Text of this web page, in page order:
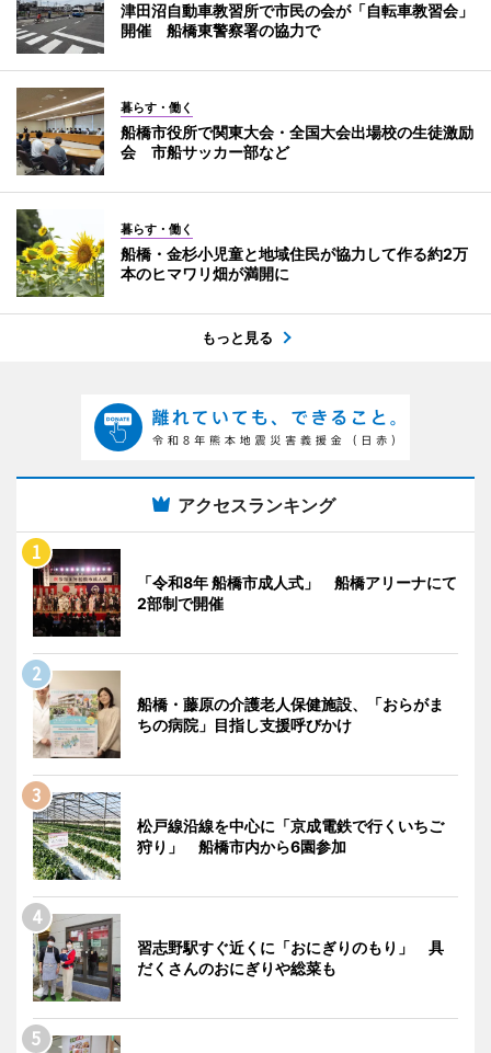
津田沼自動車教習所で市民の会が「自転車教習会」
開催 船橋東警察署の協力で
暮らす・働く
船橋市役所で関東大会・全国大会出場校の生徒激励
会 市船サッカー部など
暮らす・働く
船橋・金杉小児童と地域住民が協力して作る約2万
本のヒマワリ畑が満開に
もっと見る
アクセスランキング
「令和8年 船橋市成人式」 船橋アリーナにて
2部制で開催
船橋・藤原の介護老人保健施設、「おらがま
ちの病院」目指し支援呼びかけ
松戸線沿線を中心に「京成電鉄で行くいちご
狩り」 船橋市内から6園参加
習志野駅すぐ近くに「おにぎりのもり」 具
だくさんのおにぎりや総菜も